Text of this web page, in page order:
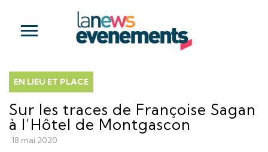
EN LIEU ET PLACE
Sur les traces de Françoise Sagan
à l’Hôtel de Montgascon
18 mai 2020